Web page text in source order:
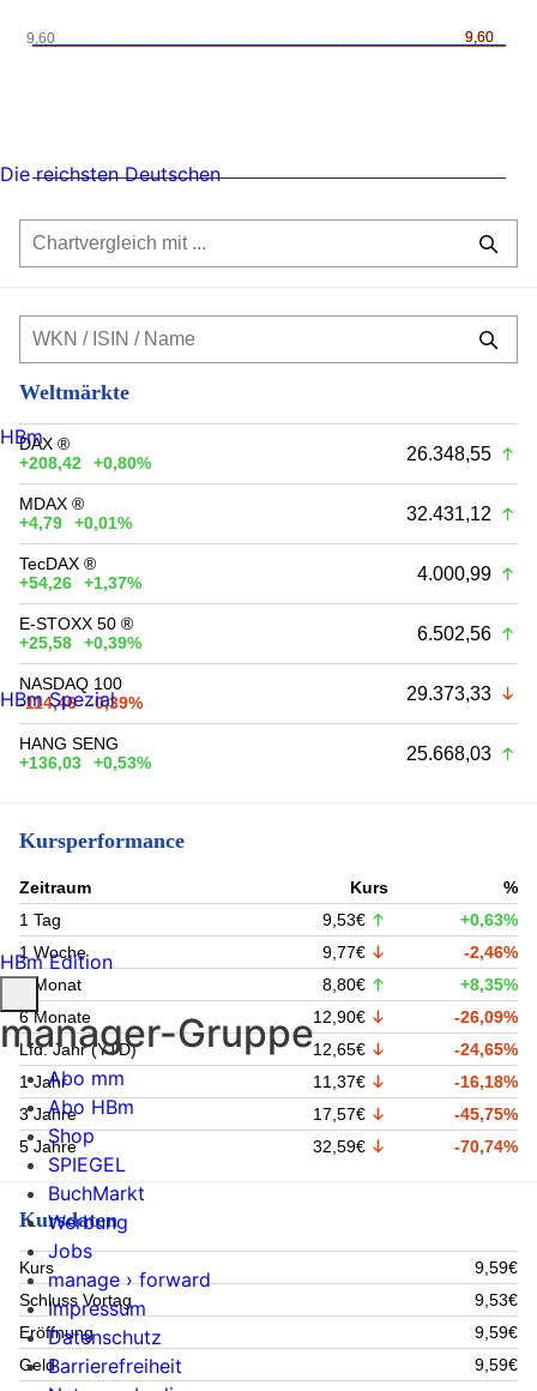
9,60
9,60
9,60
Weltmärkte
DAX ®
+208,42
+0,80% 26.348,55
MDAX ®
+4,79
+0,01% 32.431,12
TecDAX ®
+54,26
+1,37% 4.000,99
E-STOXX 50 ®
+25,58
+0,39% 6.502,56
NASDAQ 100
-114,46
-0,39% 29.373,33
HANG SENG
+136,03
+0,53% 25.668,03
Kursperformance
Zeitraum Kurs
%
1 Tag
9,53€
+0,63%
1 Woche
9,77€
-2,46%
1 Monat
8,80€
+8,35%
6 Monate
12,90€
-26,09%
Lfd. Jahr (YTD)
12,65€
-24,65%
1 Jahr
11,37€
-16,18%
3 Jahre
17,57€
-45,75%
5 Jahre
32,59€ -70,74%
Kursdaten
Kurs
9,59€
Schluss Vortag
9,53€
Eröffnung
9,59€
Geld
9,59€
Die reichsten Deutschen
HBm
HBm Spezial
HBm Edition
manager-Gruppe
Abo mm
Abo HBm
Shop
SPIEGEL
BuchMarkt
Werbung
Jobs
manage › forward
Impressum
Datenschutz
Barrierefreiheit